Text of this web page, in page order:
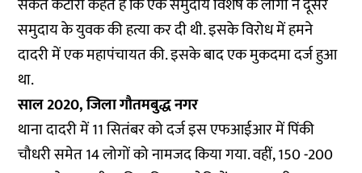
संकेत कटारा कहते हैं कि एक समुदाय विशेष के लोगों ने दूसरे
समुदाय के युवक की हत्या कर दी थी. इसके विरोध में हमने
दादरी में एक महापंचायत की. इसके बाद एक मुकदमा दर्ज हुआ
था.
साल 2020, जिला गौतमबुद्ध नगर
थाना दादरी में 11 सितंबर को दर्ज इस एफआईआर में पिंकी
चौधरी समेत 14 लोगों को नामजद किया गया. वहीं, 150 -200